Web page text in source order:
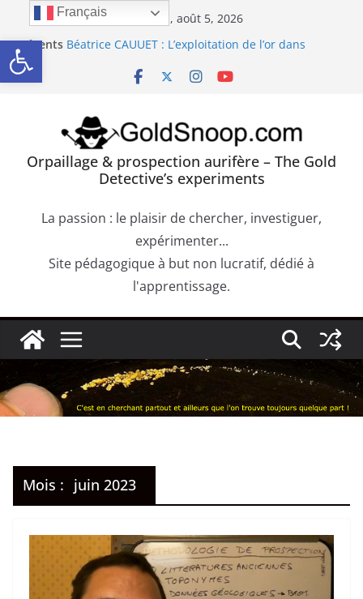
Ouvrir la barre d’outils
Passer
contenu
mercredi, août 5, 2026
Récents
:
Béatrice CAUUET : L’exploitation de l’or dans
Précipité de la Pourpre de Cassius. Comment
Trouver de l’or sur les failles du bedrock dans les
dépôts aurifères et les moquettes de racines
Orpaillage : chercher de l’or dans les alluvions
entre des obstacles
Orpaillage : chercher de l’or dans les dépôts sur le
Orpaillage & prospection aurifère – The Gold
Detective’s experiments
La passion : le plaisir de chercher, investiguer,
expérimenter...
Site pédagogique à but non lucratif, dédié à
l'apprentissage.
Mois : juin 2023
Français